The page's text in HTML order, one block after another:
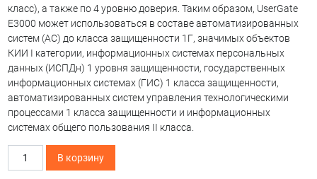
класс), а также по 4 уровню доверия. Таким образом, UserGate
E3000 может использоваться в составе автоматизированных
систем (АС) до класса защищенности 1Г, значимых объектов
КИИ I категории, информационных системах персональных
данных (ИСПДн) 1 уровня защищенности, государственных
информационных системах (ГИС) 1 класса защищенности,
автоматизированных систем управления технологическими
процессами 1 класса защищенности и информационных
системах общего пользования II класса.
В корзину